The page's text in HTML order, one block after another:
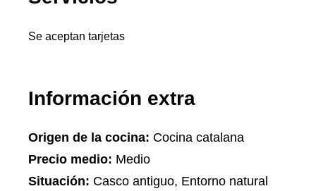
Se aceptan tarjetas
Información extra
Origen de la cocina: Cocina catalana
Precio medio: Medio
Situación: Casco antiguo, Entorno natural